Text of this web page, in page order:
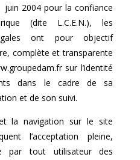
juin 2004 pour la confiance
(dite L.C.E.N.), les
ont pour objectif
complète et transparente
sur l’identité
dans le cadre de sa
et de son suivi.
la navigation sur le site
l’acceptation pleine,
par tout utilisateur des